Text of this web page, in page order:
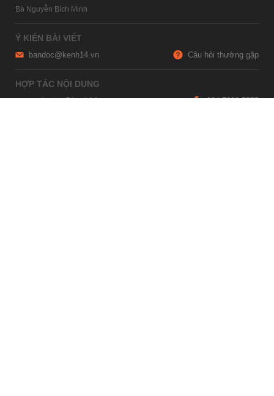
Bà Nguyễn Bích Minh
Ý KIẾN BÀI VIẾT
bandoc@kenh14.vn Câu hỏi thường gặp
HỢP TÁC NỘI DUNG
marketing@kenh14.vn 024 7309 5555